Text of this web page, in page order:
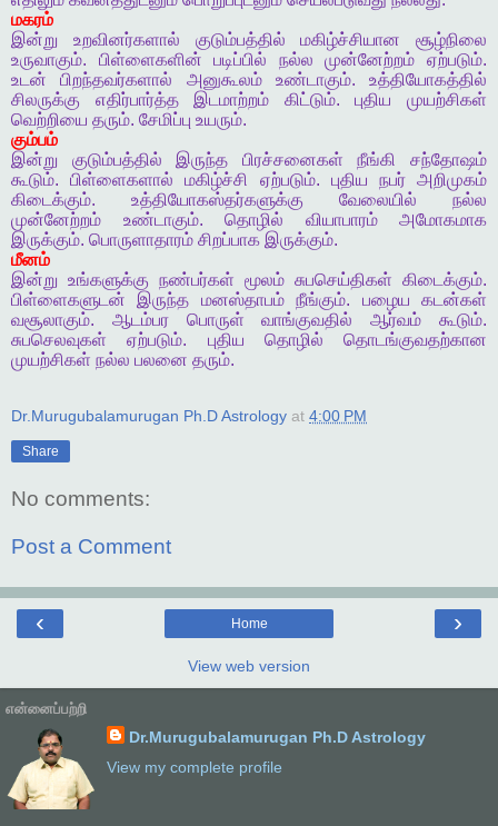
மகரம்
இன்று
உறவினர்களால் குடும்பத்தில் மகிழ்ச்சியான
சூழ்நிலை
உருவாகும். பிள்ளைகளின் படிப்பில் நல்ல முன்னேற்றம் ஏற்படும்.
உடன்
பிறந்தவர்களால் அனுகூலம் உண்டாகும். உத்தியோகத்தில்
சிலருக்கு
எதிர்பார்த்த இடமாற்றம் கிட்டும்.புதிய
முயற்சிகள்
வெற்றியை தரும். சேமிப்பு உயரும்.
கும்பம்
இன்று
குடும்பத்தில் இருந்த பிரச்சனைகள் நீங்கி
சந்தோஷம்
கூடும்.பிள்ளைகளால் மகிழ்ச்சி ஏற்படும். புதிய நபர் அறிமுகம்
கிடைக்கும். உத்தியோகஸ்தர்களுக்கு வேலையில்
நல்ல
முன்னேற்றம்
உண்டாகும். தொழில் வியாபாரம்
அமோகமாக
இருக்கும். பொருளாதாரம் சிறப்பாக இருக்கும்.
மீனம்
இன்று உங்களுக்கு நண்பர்கள் மூலம் சுபசெய்திகள் கிடைக்கும்.
பிள்ளைகளுடன்
இருந்த மனஸ்தாபம் நீங்கும். பழைய
கடன்கள்
வசூலாகும். ஆடம்பர பொருள் வாங்குவதில் ஆர்வம் கூடும்.
சுபசெலவுகள்
ஏற்படும். புதிய தொழில்
தொடங்குவதற்கான
முயற்சிகள் நல்ல பலனை தரும்.
Dr.Murugubalamurugan Ph.D Astrology at 4:00 PM
Share
No comments:
Post a Comment
‹ ›
Home
View web version
என்னைப்பற்றி
Dr.Murugubalamurugan Ph.D Astrology
View my complete profile